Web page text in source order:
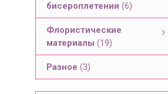
бисероплетении (6)
Флористические
материалы (19)
Разное (3)